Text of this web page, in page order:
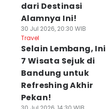
dari Destinasi
Alamnya Ini!
30 Jul 2026, 20:30 WIB
Travel
Selain Lembang, Ini
7 Wisata Sejuk di
Bandung untuk
Refreshing Akhir
Pekan!